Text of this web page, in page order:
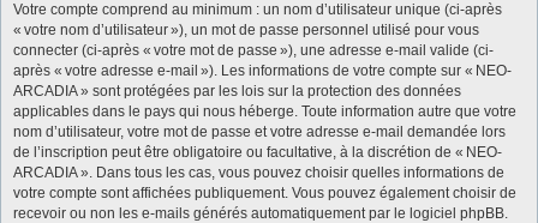
Votre compte comprend au minimum : un nom d’utilisateur unique (ci-après
« votre nom d’utilisateur »), un mot de passe personnel utilisé pour vous
connecter (ci-après « votre mot de passe »), une adresse e-mail valide (ci-
après « votre adresse e-mail »). Les informations de votre compte sur « NEO-
ARCADIA » sont protégées par les lois sur la protection des données
applicables dans le pays qui nous héberge. Toute information autre que votre
nom d’utilisateur, votre mot de passe et votre adresse e-mail demandée lors
de l’inscription peut être obligatoire ou facultative, à la discrétion de « NEO-
ARCADIA ». Dans tous les cas, vous pouvez choisir quelles informations de
votre compte sont affichées publiquement. Vous pouvez également choisir de
recevoir ou non les e-mails générés automatiquement par le logiciel phpBB.